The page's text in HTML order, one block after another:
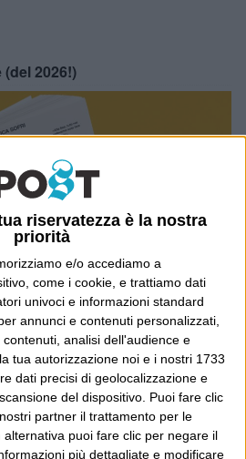
riservatezza è la nostra
priorità
e/o accediamo a
come i cookie, e trattiamo dati
univoci e informazioni standard
annunci e contenuti personalizzati,
analisi dell'audience e
tua autorizzazione noi e i nostri 1733
dati precisi di geolocalizzazione e
del dispositivo. Puoi fare clic
partner il trattamento per le
puoi fare clic per negare il
più dettagliate e modificare
2026!)